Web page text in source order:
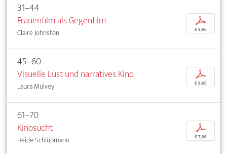
31–44
Frauenfilm als Gegenfilm
Claire Johnston
p
€ 9,95
45–60
Visuelle Lust und narratives Kino
Laura Mulvey
p
€ 9,95
61–70
Kinosucht
Heide Schlüpmann
p
€ 7,95